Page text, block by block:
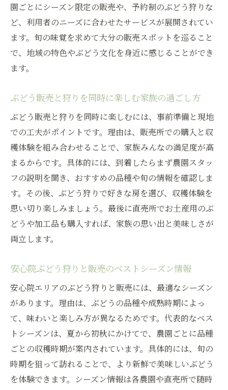
園ごとにシーズン限定の販売や、予約制のぶどう狩りな
ど、利用者のニーズに合わせたサービスが展開されてい
ます。旬の味覚を求めて大分の販売スポットを巡ること
で、地域の特色やぶどう文化を身近に感じることができ
ます。
ぶどう販売と狩りを同時に楽しむ家族の過ごし方
ぶどう販売と狩りを同時に楽しむには、事前準備と現地
での工夫がポイントです。理由は、販売所での購入と収
穫体験を組み合わせることで、家族みんなの満足度が高
まるからです。具体的には、到着したらまず農園スタッ
フの説明を聞き、おすすめの品種や旬の情報を確認しま
す。その後、ぶどう狩りで好きな房を選び、収穫体験を
思い切り楽しみましょう。最後に直売所でお土産用のぶ
どうや加工品も購入すれば、家族の思い出と美味しさが
両立します。
安心院ぶどう狩りと販売のベストシーズン情報
安心院エリアのぶどう狩りと販売には、最適なシーズン
があります。理由は、ぶどうの品種や成熟時期によっ
て、味わいと楽しみ方が異なるためです。代表的なベス
トシーズンは、夏から初秋にかけてで、農園ごとに品種
ごとの収穫時期が案内されています。具体的には、旬の
時期を狙って訪れることで、より新鮮で美味しいぶどう
を体験できます。シーズン情報は各農園や直売所で随時